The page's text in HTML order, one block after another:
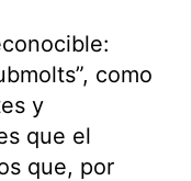
como
y
que el
que, por